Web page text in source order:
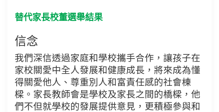
替代家長校董選舉結果
信念
我們深信透過家庭和學校攜手合作，讓孩子在
家校關愛中全人發展和健康成長，將來成為懂
得關愛他人、尊重別人和富責任感的社會棟
樑。家長教師會是學校及家長之間的橋樑，他
們不但就學校的發展提供意見，更積極參與和